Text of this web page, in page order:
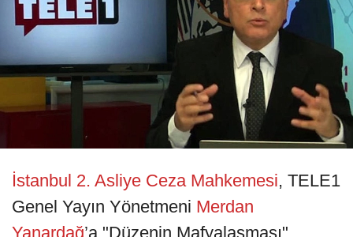
İstanbul 2. Asliye Ceza Mahkemesi, TELE1
Genel Yayın Yönetmeni Merdan
Yanardağ’a "Düzenin Mafyalaşması"